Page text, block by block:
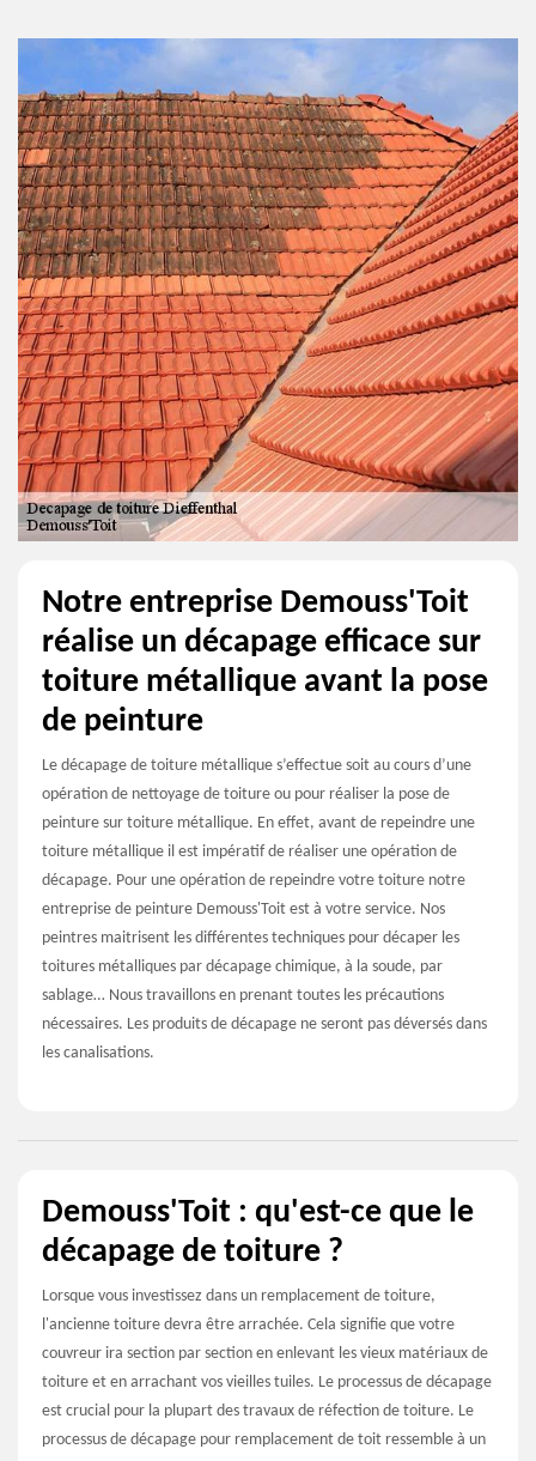
Notre entreprise Demouss'Toit
réalise un décapage efficace sur
toiture métallique avant la pose
de peinture
Le décapage de toiture métallique s’effectue soit au cours d’une
opération de nettoyage de toiture ou pour réaliser la pose de
peinture sur toiture métallique. En effet, avant de repeindre une
toiture métallique il est impératif de réaliser une opération de
décapage. Pour une opération de repeindre votre toiture notre
entreprise de peinture Demouss'Toit est à votre service. Nos
peintres maitrisent les différentes techniques pour décaper les
toitures métalliques par décapage chimique, à la soude, par
sablage… Nous travaillons en prenant toutes les précautions
nécessaires. Les produits de décapage ne seront pas déversés dans
les canalisations.
Demouss'Toit : qu'est-ce que le
décapage de toiture ?
Lorsque vous investissez dans un remplacement de toiture,
l'ancienne toiture devra être arrachée. Cela signifie que votre
couvreur ira section par section en enlevant les vieux matériaux de
toiture et en arrachant vos vieilles tuiles. Le processus de décapage
est crucial pour la plupart des travaux de réfection de toiture. Le
processus de décapage pour remplacement de toit ressemble à un